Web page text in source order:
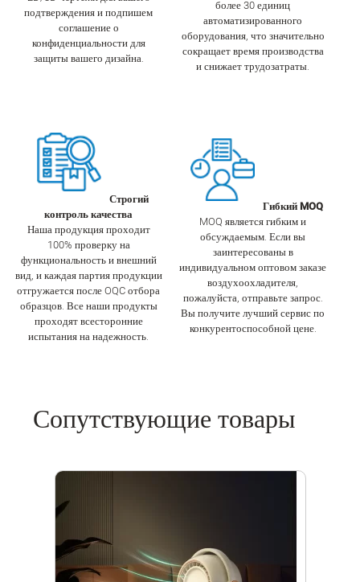
подтверждения и подпишем
соглашение о
конфиденциальности для
защиты вашего дизайна.
более 30 единиц
автоматизированного
оборудования, что значительно
сокращает время производства
и снижает трудозатраты.
Строгий
контроль качества
Наша продукция проходит
100% проверку на
функциональность и внешний
вид, и каждая партия продукции
отгружается после OQC отбора
образцов. Все наши продукты
проходят всесторонние
испытания на надежность.
Гибкий MOQ
MOQ является гибким и
обсуждаемым. Если вы
заинтересованы в
индивидуальном оптовом заказе
воздухоохладителя,
пожалуйста, отправьте запрос.
Вы получите лучший сервис по
конкурентоспособной цене.
Сопутствующие товары